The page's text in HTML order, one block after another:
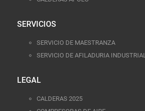
SERVICIOS
SERVICIO DE MAESTRANZA
SERVICIO DE AFILADURIA INDUSTRIAL
LEGAL
CALDERAS 2025